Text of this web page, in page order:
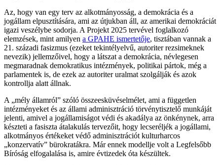
Az, hogy van egy terv az alkotmányosság, a demokrácia és a
jogállam elpusztítására, ami az útjukban áll, az amerikai demokráciát
igazi veszélybe sodorja. A Projekt 2025 tervével foglalkozó
elemzések, mint amilyen a GPAHE ismertetője, tisztában vannak a
21. századi fasizmus (ezeket tekintélyelvű, autoriter rezsimeknek
nevezik) jellemzőivel, hogy a látszat a demokrácia, névlegesen
megmaradnak demokratikus intézmények, politikai pártok, még a
parlamentek is, de ezek az autoriter uralmat szolgálják és azok
kontrollja alatt állnak.
A „mély államról” szóló összeesküvéselmélet, ami a független
intézményeket és az állami adminisztráció törvénytisztelő munkáját
jelenti, amivel a jogállamiságot védi és akadálya az önkénynek, arra
készteti a fasiszta átalakulás tervezőit, hogy lecseréljék a jogállami,
alkotmányos értékeket védő adminisztrációt kulturharcos
„konzervatív” bürokratákra. Már ennek modellje volt a Legfelsőbb
Bíróság elfogalalása is, amire évtizedek óta készültek.